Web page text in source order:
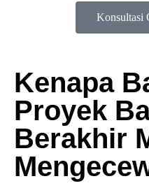
Konsultasi
Kenapa
Proyek
Berakhir